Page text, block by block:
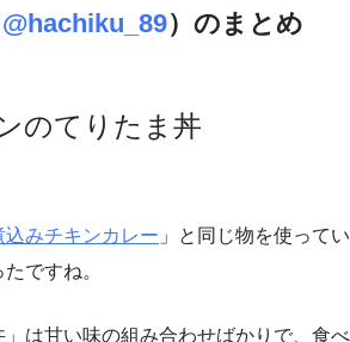
@hachiku_89）のまとめ
のてりたま丼
込みチキンカレー 」と同じ物を使ってい
ですね。
」は甘い味の組み合わせばかりで、食べ